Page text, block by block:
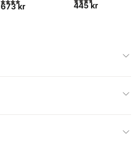
673 kr
Sjaastad
445 kr